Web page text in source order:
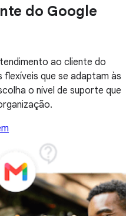
do Google
ao cliente do
que se adaptam às
o nível de suporte que